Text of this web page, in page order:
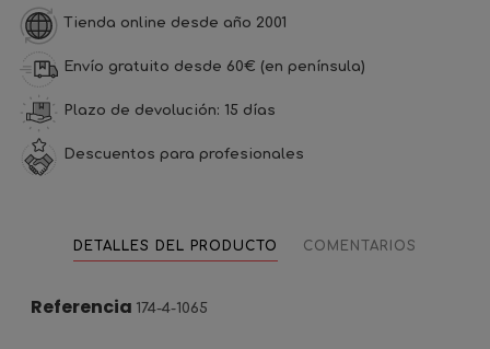
Tienda online desde año 2001
Envío gratuito desde 60€ (en península)
Plazo de devolución: 15 días
Descuentos para profesionales
DETALLES DEL PRODUCTO COMENTARIOS
Referencia 174-4-1065